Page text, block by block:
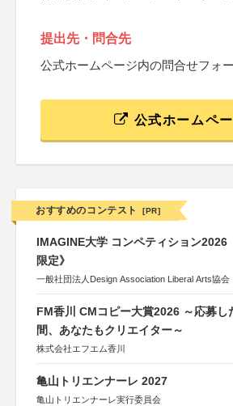
提出先・問合先
公式ホームページ内の問合せフォ
公式ホームペ
おすすめのコンテスト [PR]
IMAGINE大学 コンペティション2026
限定》
一般社団法人Design Association Liberal Arts協会
FM香川 CMコピー大賞2026 ～応募し
間、あなたもクリエイター～
株式会社エフエム香川
亀山トリエンナーレ 2027
亀山トリエンナーレ実行委員会